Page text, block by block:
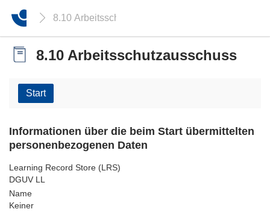
8.10 Arbeitsschutzausschuss
8.10 Arbeitsschutzausschuss
Start
Informationen über die beim Start übermittelten
personenbezogenen Daten
Learning Record Store (LRS)
DGUV LL
Name
Keiner